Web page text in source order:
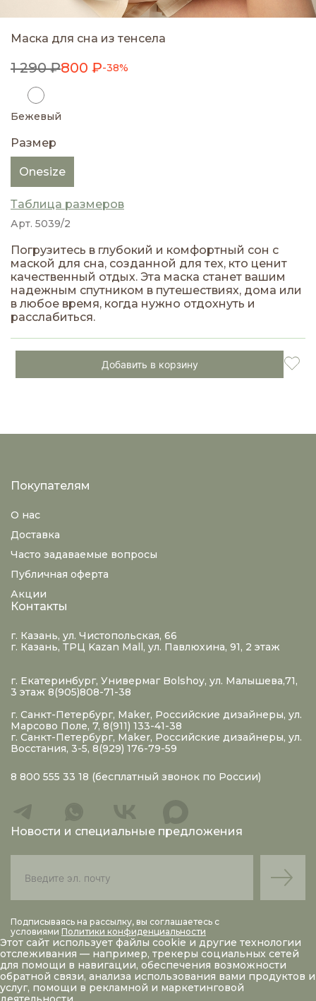
Маска для сна из тенсела
1 290 ₽800 ₽-38%
Бежевый
Размер
Onesize
Таблица размеров
Добавить в корзину
Арт. 5039/2
Погрузитесь в глубокий и комфортный сон с
маской для сна, созданной для тех, кто ценит
качественный отдых. Эта маска станет вашим
надежным спутником в путешествиях, дома или
в любое время, когда нужно отдохнуть и
расслабиться.
Покупателям
О нас
Доставка
Часто задаваемые вопросы
Публичная оферта
Акции
Контакты
г. Казань, ул. Чистопольская, 66
г. Казань, ТРЦ Kazan Mall, ул. Павлюхина, 91, 2 этаж
г. Екатеринбург, Универмаг Bolshoy, ул. Малышева,71,
3 этаж 8(905)808-71-38
г. Санкт-Петербург, Maker, Российские дизайнеры, ул.
Марсово Поле, 7, 8(911) 133-41-38
г. Санкт-Петербург, Maker, Российские дизайнеры, ул.
Восстания, 3-5, 8(929) 176-79-59
8 800 555 33 18 (бесплатный звонок по России)
Новости и специальные предложения
Подписываясь на рассылку, вы соглашаетесь с
условиями Политики конфиденциальности
Этот сайт использует файлы cookie и другие технологии
отслеживания — например, трекеры социальных сетей
для помощи в навигации, обеспечения возможности
обратной связи, анализа использования вами продуктов и
услуг, помощи в рекламной и маркетинговой